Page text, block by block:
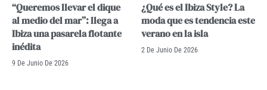
“Queremos llevar el dique
al medio del mar”: llega a
Ibiza una pasarela flotante
inédita
9 De Junio De 2026
¿Qué es el Ibiza Style? La
moda que es tendencia este
verano en la isla
2 De Junio De 2026